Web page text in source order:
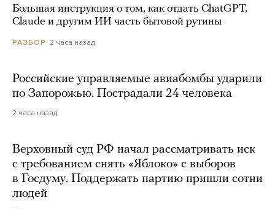
Большая инструкция о том, как отдать ChatGPT,
Claude и другим ИИ часть бытовой рутины
РАЗБОР 2 часа назад
Российские управляемые авиабомбы ударили
по Запорожью. Пострадали 24 человека
2 часа назад
Верховный суд РФ начал рассматривать иск
с требованием снять «Яблоко» с выборов
в Госдуму. Поддержать партию пришли сотни
людей